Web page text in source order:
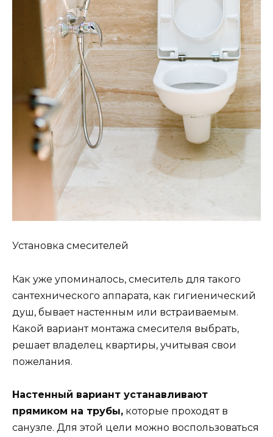
Установка смесителей
Как уже упоминалось, смеситель для такого
сантехнического аппарата, как гигиенический
душ, бывает настенным или встраиваемым.
Какой вариант монтажа смесителя выбрать,
решает владелец квартиры, учитывая свои
пожелания.
Настенный вариант устанавливают
прямиком на трубы, которые проходят в
санузле. Для этой цели можно воспользоваться